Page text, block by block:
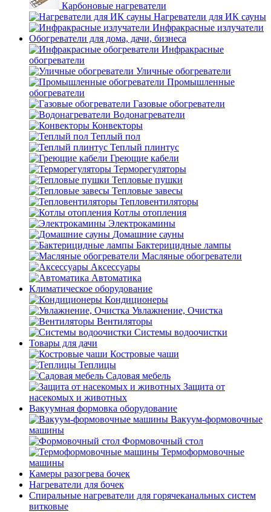
Карбоновые нагреватели
Нагреватели для ИК сауны
Инфракрасные излучатели
Обогреватели для дома, дачи, бизнеса
Инфракрасные
обогреватели
Уличные обогреватели
Промышленные
обогреватели
Газовые обогреватели
Водонагреватели
Конвекторы
Теплый пол
Теплый плинтус
Греющие кабели
Терморегуляторы
Тепловые пушки
Тепловые завесы
Тепловентиляторы
Котлы отопления
Электрокамины
Домашние сауны
Бактерицидные лампы
Масляные обогреватели
Аксессуары
Автоматика
Климатическое оборудование
Кондиционеры
Увлажнение, Очистка
Вентиляторы
Системы водоочистки
Товары для дачи
Костровые чаши
Теплицы
Садовая мебель
Защита от
насекомых и животных
Вакуумная формовка оборудование
Вакуум-формовочные
машины
Формовочный стол
Термоформовочные
машины
Камеры разогрева бочек
Нагреватели для бочек
Спиральные нагреватели для горячеканальных систем
витковые